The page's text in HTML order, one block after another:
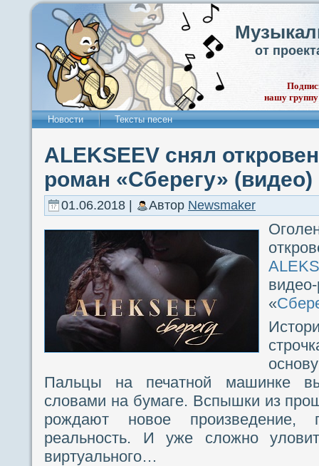
от
нашу
Новости Тексты песен
ALEKSEEV снял
роман «Сберегу» (видео)
01.06.2018 | Автор Newsmaker
«
Пальцы на печатной машинке
словами на бумаге. Вспышки из
рождают новое произведение,
реальность. И уже сложно
виртуального…